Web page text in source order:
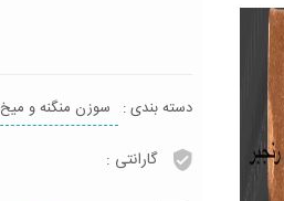
دسته بندی : سوزن منگنه و میخ
گارانتی :